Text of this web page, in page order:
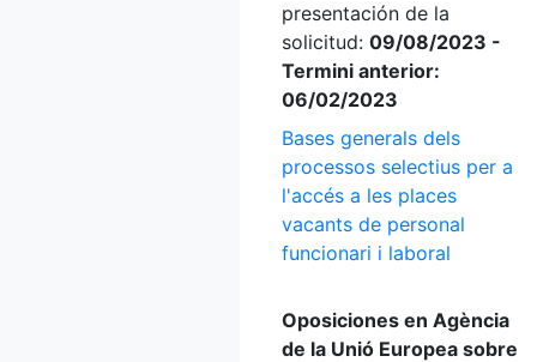
presentación de la
solicitud: 09/08/2023 -
Termini anterior:
06/02/2023
Bases generals dels
processos selectius per a
l'accés a les places
vacants de personal
funcionari i laboral
Oposiciones en Agència
de la Unió Europea sobre